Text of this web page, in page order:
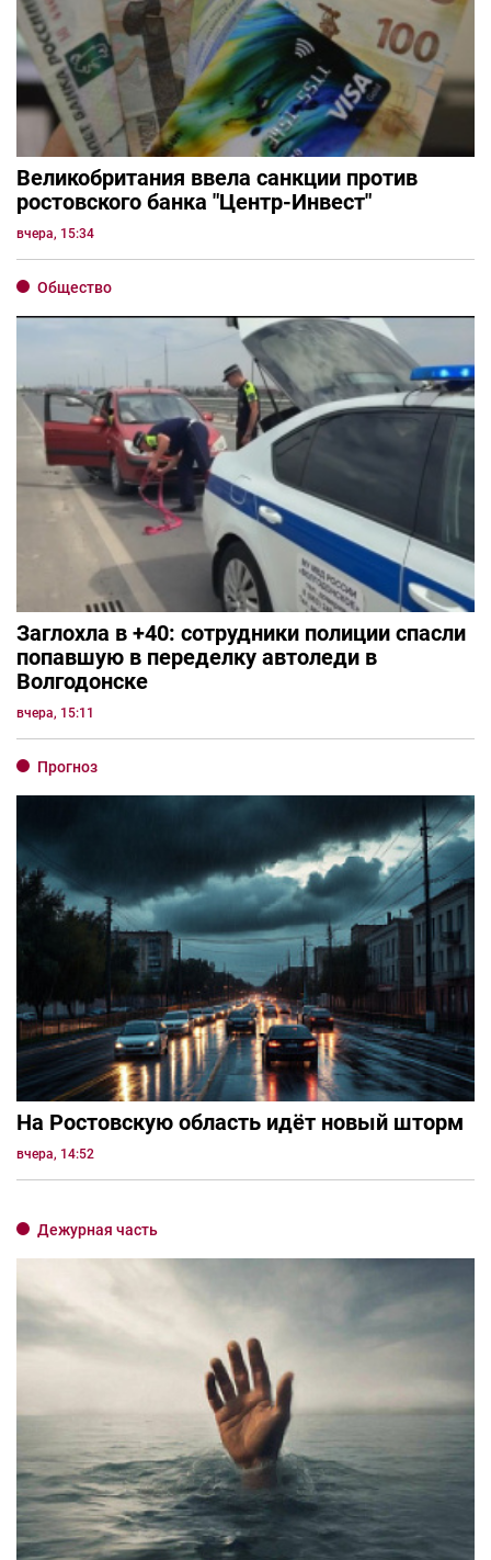
Великобритания ввела санкции против
ростовского банка "Центр-Инвест"
вчера, 15:34
Общество
Заглохла в +40: сотрудники полиции спасли
попавшую в переделку автоледи в
Волгодонске
вчера, 15:11
Прогноз
На Ростовскую область идёт новый шторм
вчера, 14:52
Дежурная часть